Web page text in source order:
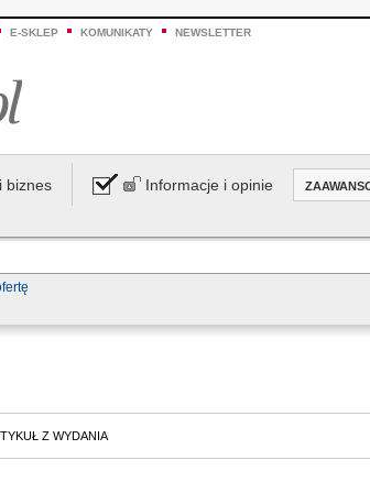
E-SKLEP KOMUNIKATY NEWSLETTER
biznes Informacje i opinie
Z WYDANIA